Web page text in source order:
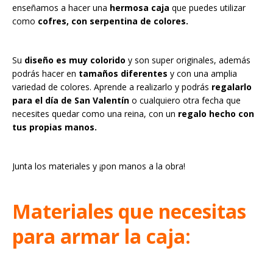
enseñamos a hacer una hermosa caja que puedes utilizar
como cofres, con serpentina de colores.
Su diseño es muy colorido y son super originales, además
podrás hacer en tamaños diferentes y con una amplia
variedad de colores. Aprende a realizarlo y podrás regalarlo
para el día de San Valentín o cualquiero otra fecha que
necesites quedar como una reina, con un regalo hecho con
tus propias manos.
Junta los materiales y ¡pon manos a la obra!
Materiales que necesitas
para armar la caja: